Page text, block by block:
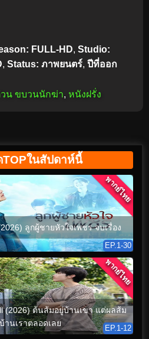
FULL-HD, Studio:
, Status: ภาพยนตร์, ปีที่ออก
น ขบวนนักฆ่า, หนังฝรั่ง
TOPในสัปดาห์นี้
ลูกผู้ชายหัวใจเพชร จบเรื่อง
EP.1-30
พากย์ไทย
(2026) ต้นส้มอยู่บ้านเขา แต่ผลส้ม
านเราตลอดเลย
EP.1-12
พากย์ไทย